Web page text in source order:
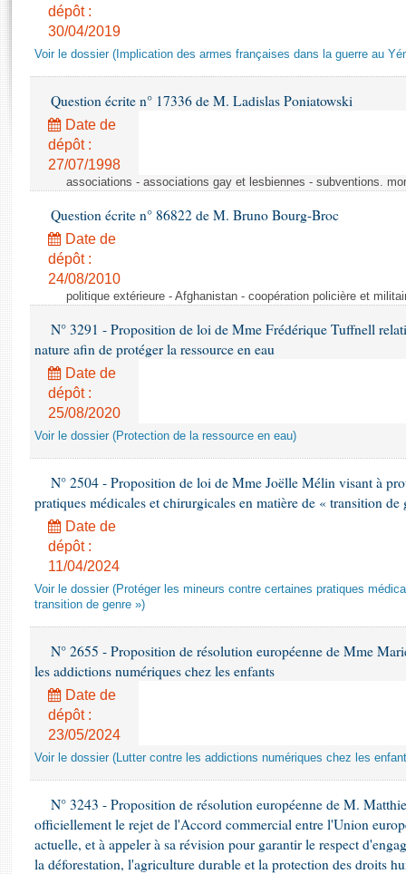
Textes adoptés
Rapports législatifs
Rapports sur l'application des lois
Baromètre de l’application des lois
Dossiers législatifs
Budget et sécurité sociale
Questions écrites et orales
Comptes rendus des débats
Juniors
Anciennes législatures
Liens vers les sites publics
dépôt :
30/04/2019
Voir le dossier (Implication des armes françaises dans la guerre au
Question écrite n° 17336 de M. Ladislas Poniatowski
Date de
dépôt :
27/07/1998
associations - associations gay et lesbiennes - subventions.
Question écrite n° 86822 de M. Bruno Bourg-Broc
Date de
dépôt :
24/08/2010
politique extérieure - Afghanistan - coopération policière et
N° 3291 - Proposition de loi de Mme Frédérique Tuffnell
nature afin de protéger la ressource en eau
Date de
dépôt :
25/08/2020
Voir le dossier (Protection de la ressource en eau)
N° 2504 - Proposition de loi de Mme Joëlle Mélin visant à
pratiques médicales et chirurgicales en matière de « transition de
Date de
dépôt :
11/04/2024
Voir le dossier (Protéger les mineurs contre certaines pratiques
transition de genre »)
N° 2655 - Proposition de résolution européenne de Mme
les addictions numériques chez les enfants
Date de
dépôt :
23/05/2024
Voir le dossier (Lutter contre les addictions numériques chez les
N° 3243 - Proposition de résolution européenne de M.
officiellement le rejet de l'Accord commercial entre l'Union
actuelle, et à appeler à sa révision pour garantir le respect
la déforestation, l'agriculture durable et la protection des droits